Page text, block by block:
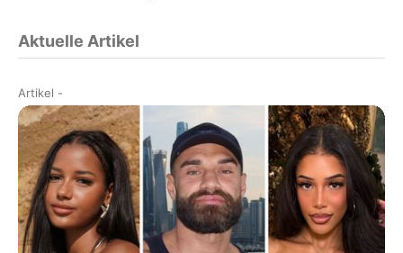
Aktuelle Artikel
Artikel -